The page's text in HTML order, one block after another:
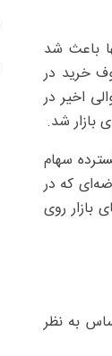
باعث شد
خرید در
اخیر در
شد.
سهام
که در
بازار روی
به نظر